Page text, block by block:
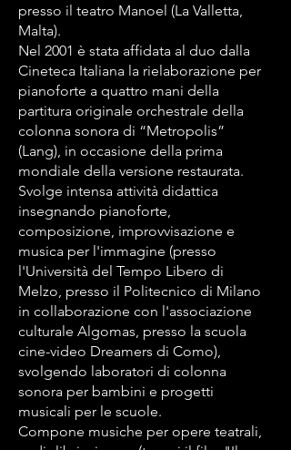
presso il teatro Manoel (La Valletta,
Malta).
Nel 2001 è stata affidata al duo dalla
Cineteca Italiana la rielaborazione per
pianoforte a quattro mani della
partitura originale orchestrale della
colonna sonora di “Metropolis”
(Lang), in occasione della prima
mondiale della versione restaurata.
Svolge intensa attività didattica
insegnando pianoforte,
composizione, improvvisazione e
musica per l'immagine (presso
l'Università del Tempo Libero di
Melzo, presso il Politecnico di Milano
in collaborazione con l'associazione
culturale Algomas, presso la scuola
cine-video Dreamers di Como),
svolgendo laboratori di colonna
sonora per bambini e progetti
musicali per le scuole.
Compone musiche per opere teatrali,